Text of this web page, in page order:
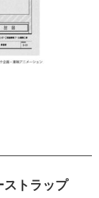
ストラップ